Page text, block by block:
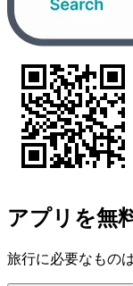
アプリを無
旅行に必要なもの